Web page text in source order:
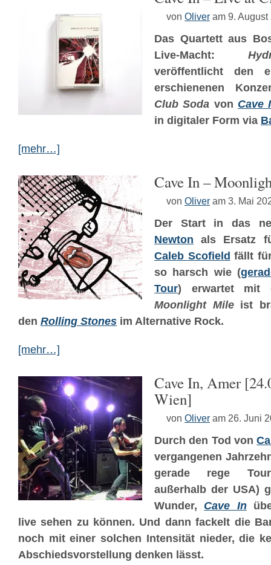
von Oliver am 9. August
Das Quartett aus
Live-Macht:
veröffentlicht den
erschienenen
Club Soda von Cave
in digitaler Form via
[mehr…]
Cave In –
von Oliver am 3. Mai
Der Start in das
Newton als Ersatz
Caleb Scofield fällt
so harsch wie (
Tour) erwartet mit
Moonlight Mileist
den Rolling Stones im Alternative Rock.
[mehr…]
Cave In, Amer
Wien]
von Oliver am 26. Juni
Durch den Tod von
vergangenen
gerade rege
außerhalb der USA)
Wunder, Cave In
live sehen zu können. Und dann fackelt die
noch mit einer solchen Intensität nieder, die
Abschiedsvorstellung denken lässt.